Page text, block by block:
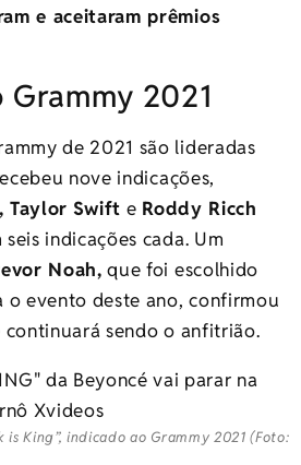
e aceitaram prêmios
Grammy 2021
de 2021 são lideradas
nove indicações,
Taylor Swift e Roddy Ricch
indicações cada. Um
Noah, que foi escolhido
evento deste ano, confirmou
continuará sendo o anfitrião.
is King”, indicado ao Grammy 2021 (Foto: